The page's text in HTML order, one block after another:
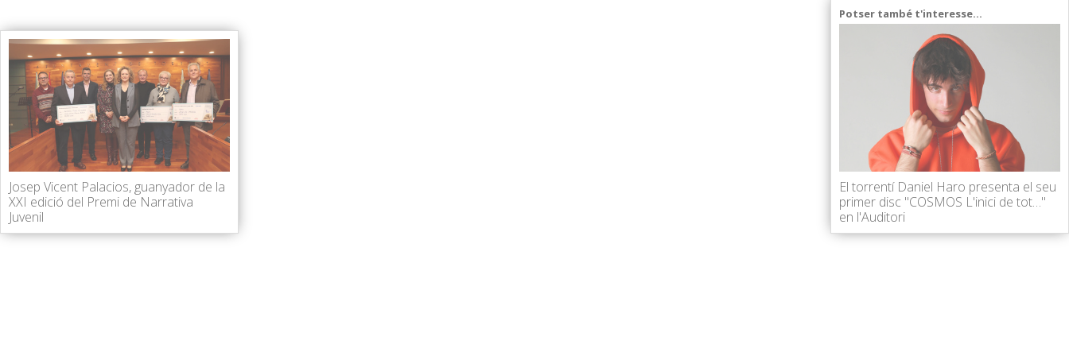
Josep Vicent Palacios, guanyador de la
XXI edició del Premi de Narrativa
Juvenil
Potser també t'interesse...
El torrentí Daniel Haro presenta el seu
primer disc "COSMOS L'inici de tot…"
en l'Auditori